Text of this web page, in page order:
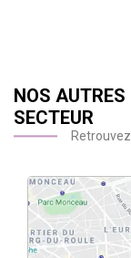
NOS AUTRES
SECTEUR